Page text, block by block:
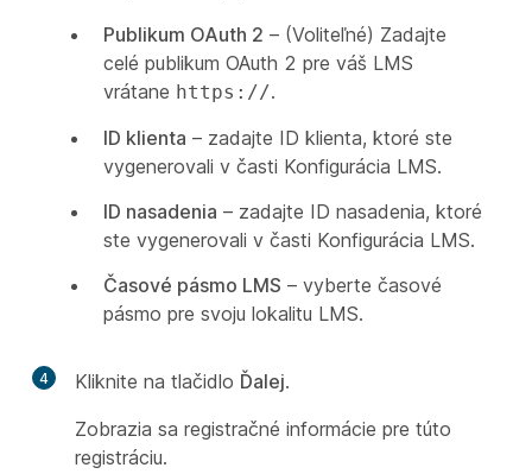
Publikum OAuth 2 – (Voliteľné) Zadajte
celé publikum OAuth 2 pre váš LMS
vrátane https://.
ID klienta – zadajte ID klienta, ktoré ste
vygenerovali v časti Konfigurácia LMS.
ID nasadenia – zadajte ID nasadenia, ktoré
ste vygenerovali v časti Konfigurácia LMS.
Časové pásmo LMS – vyberte časové
pásmo pre svoju lokalitu LMS.
4 Kliknite na tlačidlo Ďalej.
Zobrazia sa registračné informácie pre túto
registráciu.